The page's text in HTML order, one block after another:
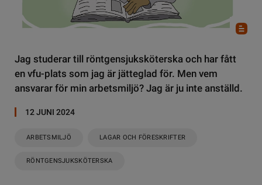
Jag studerar till röntgensjuksköterska och har fått
en vfu-plats som jag är jätteglad för. Men vem
ansvarar för min arbetsmiljö? Jag är ju inte anställd.
12 JUNI 2024
ARBETSMILJÖ LAGAR OCH FÖRESKRIFTER
RÖNTGENSJUKSKÖTERSKA